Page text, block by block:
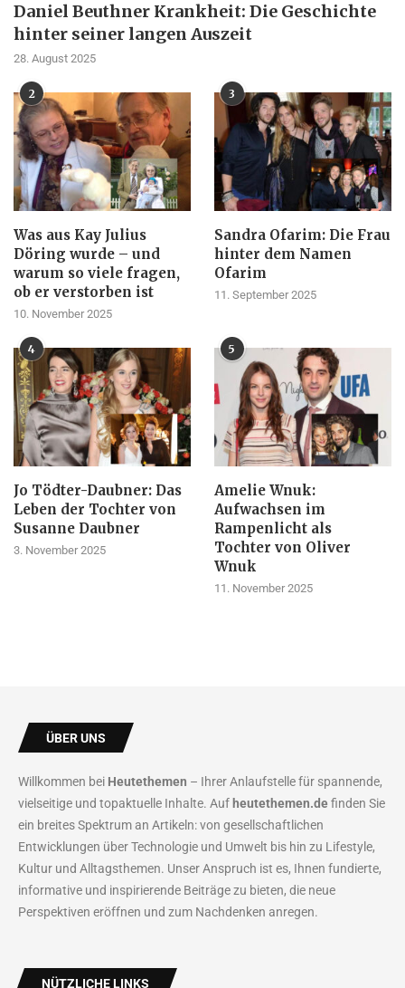
Daniel Beuthner Krankheit: Die Geschichte
hinter seiner langen Auszeit
28. August 2025
2
Was aus Kay Julius
Döring wurde – und
warum so viele fragen,
ob er verstorben ist
10. November 2025
3
Sandra Ofarim: Die Frau
hinter dem Namen
Ofarim
11. September 2025
4
Jo Tödter-Daubner: Das
Leben der Tochter von
Susanne Daubner
3. November 2025
5
Amelie Wnuk:
Aufwachsen im
Rampenlicht als
Tochter von Oliver
Wnuk
11. November 2025
ÜBER UNS
Willkommen bei Heutethemen – Ihrer Anlaufstelle für spannende,
vielseitige und topaktuelle Inhalte. Auf heutethemen.definden Sie
ein breites Spektrum an Artikeln: von gesellschaftlichen
Entwicklungen über Technologie und Umwelt bis hin zu Lifestyle,
Kultur und Alltagsthemen. Unser Anspruch ist es, Ihnen fundierte,
informative und inspirierende Beiträge zu bieten, die neue
Perspektiven eröffnen und zum Nachdenken anregen.
NÜTZLICHE LINKS